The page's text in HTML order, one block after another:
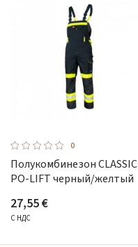
0
Полукомбинезон CLASSIC
PO-LIFT черный/желтый
27,55 €
С НДС